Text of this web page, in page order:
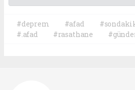
#deprem #afad
#.afad
#rasathane